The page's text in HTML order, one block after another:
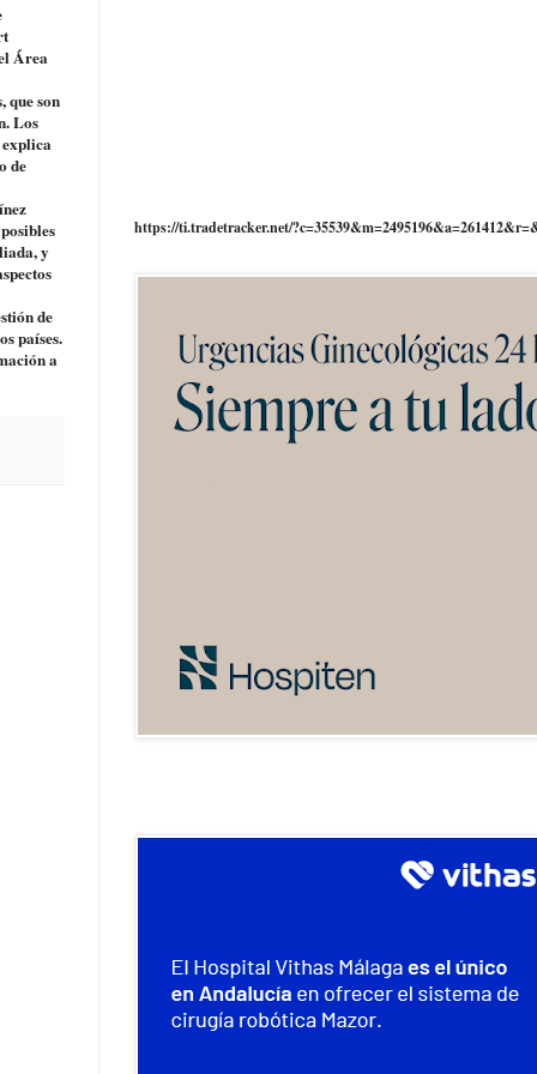
Área
que son
Los
de
y
de
países.
a
https://ti.tradetracker.net/